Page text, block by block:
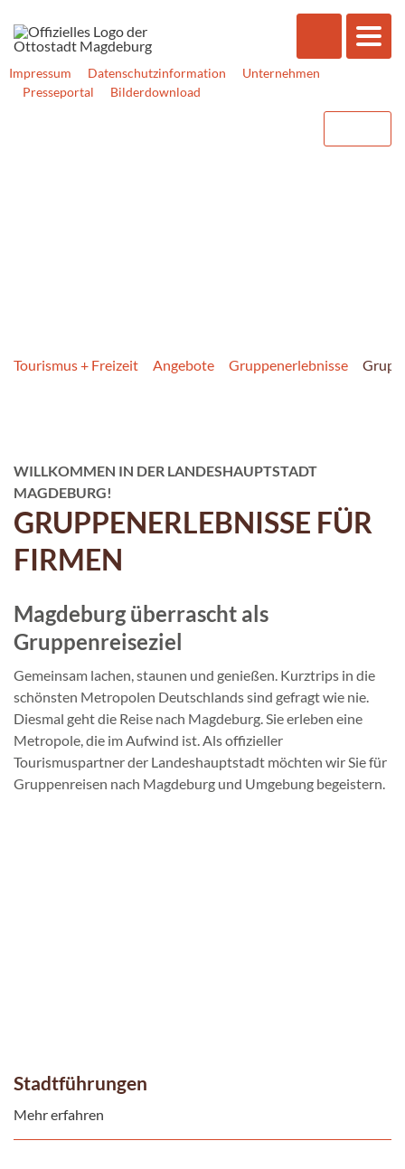
Impressum Datenschutzinformation
Unternehmen
Presseportal
Bilderdownload
Tourismus + Freizeit Angebote Gruppen­erlebnisse
WILLKOMMEN IN DER LANDESHAUPTSTADT
MAGDEBURG!
GRUPPENERLEBNISSE FÜR
FIRMEN
Magdeburg überrascht als
Gruppenreiseziel
Gemeinsam lachen, staunen und genießen. Kurztrips in die
schönsten Metropolen Deutschlands sind gefragt wie nie.
Diesmal geht die Reise nach Magdeburg. Sie erleben eine
Metropole, die im Aufwind ist. Als offizieller
Tourismuspartner der Landeshauptstadt möchten wir Sie für
Gruppenreisen nach Magdeburg und Umgebung begeistern.
Stadtführungen
Mehr erfahren